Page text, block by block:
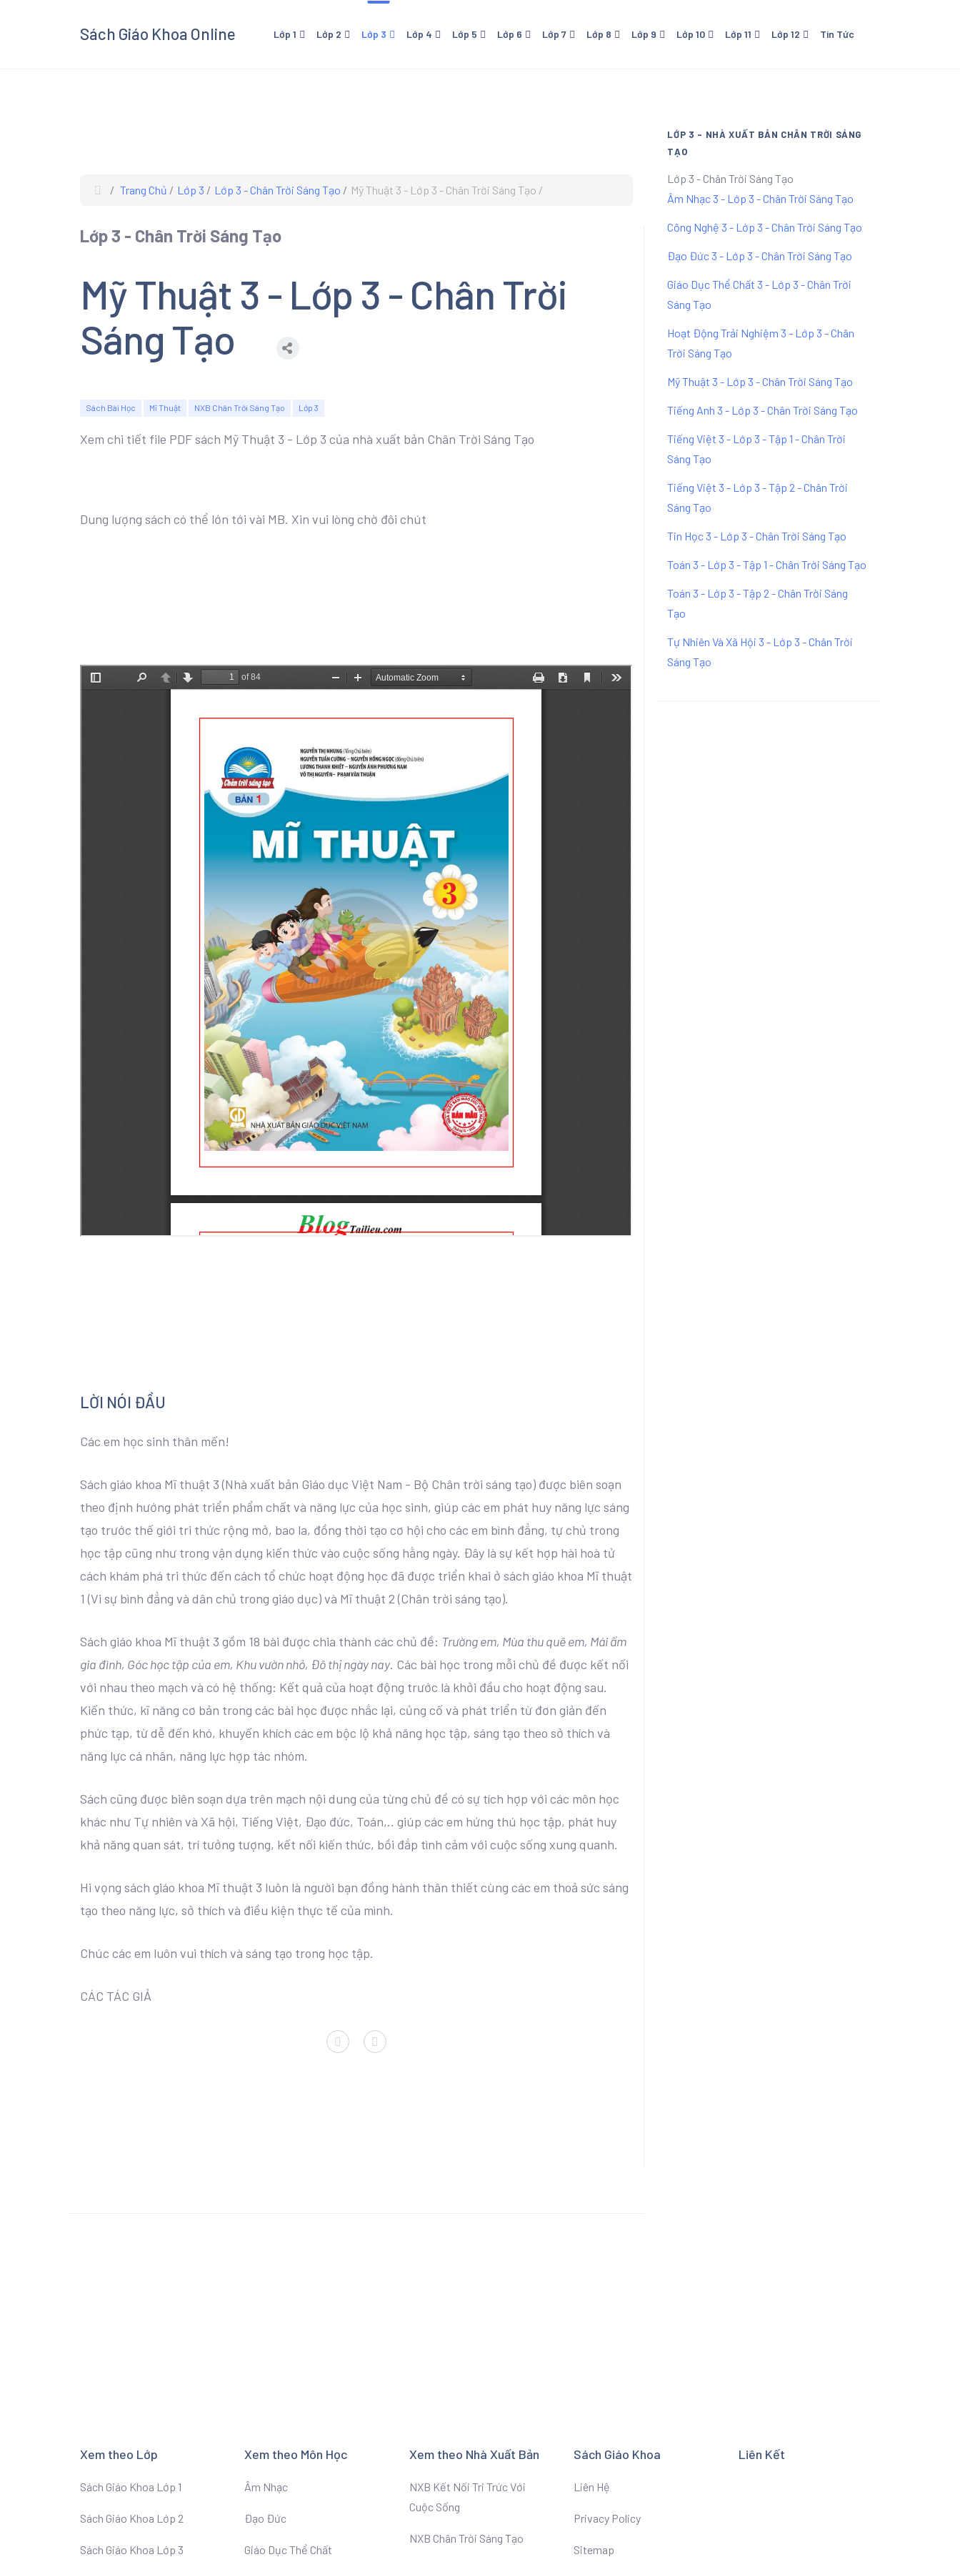
Sách Giáo Khoa Online Lớp 1 Lớp 2 Lớp 3
Xem và Download Trọn bộ Sách
Lớp 4 Lớp 5 Lớp 6 Lớp 7 Lớp 8 Lớp 9 Lớp 10 Lớp 11 Lớp 12 Tin Tức
Trang Chủ Lớp 3 Lớp 3 - Chân Trời Sáng Tạo Mỹ Thuật 3 - Lớp 3 - Chân Trời Sáng Tạo
Lớp 3 - Chân Trời Sáng Tạo
Mỹ Thuật 3 - Lớp 3 - Chân Trời
Sáng Tạo
Sách Bài Học Mĩ Thuật NXB Chân Trời Sáng Tạo Lớp 3
Xem chi tiết file PDF sách Mỹ Thuật 3 - Lớp 3 của nhà xuất bản Chân Trời Sáng Tạo
Dung lượng sách có thể lớn tới vài MB. Xin vui lòng chờ đôi chút
LỜI NÓI ĐẦU
Các em học sinh thân mến!
Sách giáo khoa Mĩ thuật 3 (Nhà xuất bản Giáo dục Việt Nam - Bộ Chân trời sáng tạo) được biên soạn
theo định hướng phát triển phẩm chất và năng lực của học sinh, giúp các em phát huy năng lực sáng
tạo trước thế giới tri thức rộng mở, bao la, đồng thời tạo cơ hội cho các em bình đẳng, tự chủ trong
học tập cũng như trong vận dụng kiến thức vào cuộc sống hằng ngày. Đây là sự kết hợp hài hoà tử
cách khám phá tri thức đến cách tổ chức hoạt động học đã được triển khai ở sách giáo khoa Mĩ thuật
1 (Vi sự bình đẳng và dân chủ trong giáo dục) và Mĩ thuật 2 (Chân trời sáng tạo).
Sách giáo khoa Mĩ thuật 3 gồm 18 bài được chia thành các chủ đề: Trường em, Mùa thu quê em, Mái ấm
gia đình, Góc học tập của em, Khu vườn nhỏ, Đô thị ngày nay. Các bài học trong mỗi chủ đề được kết nối
với nhau theo mạch và có hệ thống: Kết quả của hoạt động trước là khởi đầu cho hoạt động sau.
Kiến thức, kĩ năng cơ bản trong các bài học được nhắc lại, củng cố và phát triển từ đơn giản đến
phức tạp, từ dễ đến khó, khuyến khích các em bộc lộ khả năng học tập, sáng tạo theo sở thích và
năng lực cá nhân, năng lực hợp tác nhóm.
Sách cũng được biên soạn dựa trên mạch nội dung của từng chủ đề có sự tích hợp với các môn học
khác như Tự nhiên và Xã hội, Tiếng Việt, Đạo đức, Toán,.. giúp các em hứng thú học tập, phát huy
khả năng quan sát, trí tưởng tượng, kết nối kiến thức, bồi đắp tình cảm với cuộc sống xung quanh.
Hi vọng sách giáo khoa Mĩ thuật 3 luôn là người bạn đồng hành thân thiết cùng các em thoả sức sáng
tạo theo năng lực, sở thích và điều kiện thực tế của mình.
Chúc các em luôn vui thích và sáng tạo trong học tập.
CÁC TÁC GIẢ
LỚP 3 - NHÀ XUẤT BẢN CHÂN TRỜI SÁNG
TẠO
Lớp 3 - Chân Trời Sáng Tạo
Âm Nhạc 3 - Lớp 3 - Chân Trời Sáng Tạo
Công Nghệ 3 - Lớp 3 - Chân Trời Sáng Tạo
Đạo Đức 3 - Lớp 3 - Chân Trời Sáng Tạo
Giáo Dục Thể Chất 3 - Lớp 3 - Chân Trời
Sáng Tạo
Hoạt Động Trải Nghiệm 3 - Lớp 3 - Chân
Trời Sáng Tạo
Mỹ Thuật 3 - Lớp 3 - Chân Trời Sáng Tạo
Tiếng Anh 3 - Lớp 3 - Chân Trời Sáng Tạo
Tiếng Việt 3 - Lớp 3 - Tập 1 - Chân Trời
Sáng Tạo
Tiếng Việt 3 - Lớp 3 - Tập 2 - Chân Trời
Sáng Tạo
Tin Học 3 - Lớp 3 - Chân Trời Sáng Tạo
Toán 3 - Lớp 3 - Tập 1 - Chân Trời Sáng Tạo
Toán 3 - Lớp 3 - Tập 2 - Chân Trời Sáng
Tạo
Tự Nhiên Và Xã Hội 3 - Lớp 3 - Chân Trời
Sáng Tạo
Xem theo Lớp
Sách Giáo Khoa Lớp 1
Sách Giáo Khoa Lớp 2
Sách Giáo Khoa Lớp 3
Xem theo Môn Học
Âm Nhạc
Đạo Đức
Giáo Dục Thể Chất
Xem theo Nhà Xuất Bản
NXB Kết Nối Tri Trức Với
Cuộc Sống
NXB Chân Trời Sáng Tạo
Sách Giáo Khoa
Liên Hệ
Privacy Policy
Sitemap
Liên Kết